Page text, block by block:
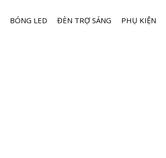
BÓNG LED ĐÈN TRỢ SÁNG PHỤ KIỆN